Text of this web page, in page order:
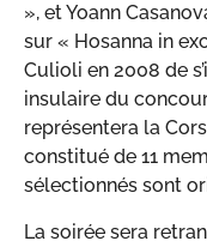
», et Yoann
sur « Hosanna in
Culioli en 2008 de
insulaire du
représentera la
constitué de 11
sélectionnés sont
La soirée sera